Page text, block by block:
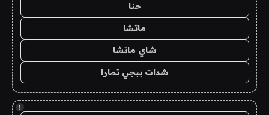
حنا
ماتشا
شاي ماتشا
شدات ببجي تمارا
!